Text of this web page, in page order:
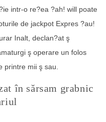
intr-o re?ea ?ah! will poate
de jackpot Expres ?au!
Inalt, declan?at ş
ş operare un folos
printre mii ş sau.
în sărsam grabnic